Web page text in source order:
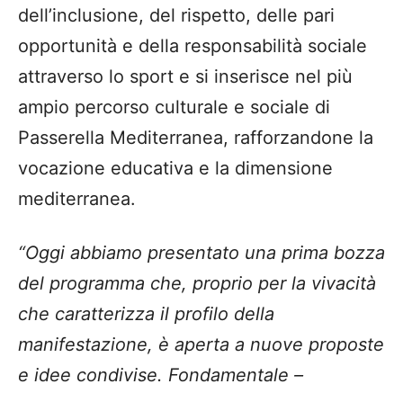
dell’inclusione, del rispetto, delle pari
opportunità e della responsabilità sociale
attraverso lo sport e si inserisce nel più
ampio percorso culturale e sociale di
Passerella Mediterranea, rafforzandone la
vocazione educativa e la dimensione
mediterranea.
“Oggi abbiamo presentato una prima bozza
del programma che, proprio per la vivacità
che caratterizza il profilo della
manifestazione, è aperta a nuove proposte
e idee condivise. Fondamentale –